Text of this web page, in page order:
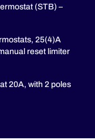
(STB) –
25(4)A
reset limiter
20A, with 2 poles